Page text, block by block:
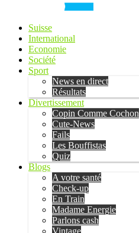
Suisse
International
Economie
Société
Sport
News en direct
Résultats
Divertissement
Copin Comme Cochon
Cute-News
Fails
Les Bouffistas
Quiz
Blogs
A votre santé
Check-up
En Train
Madame Energie
Parlons cash
Vintage